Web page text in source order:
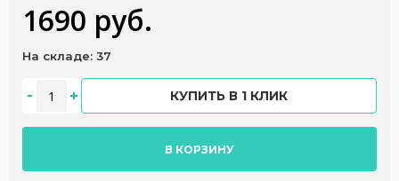
1690 руб.
На складе: 37
КУПИТЬ В 1 КЛИК
В КОРЗИНУ